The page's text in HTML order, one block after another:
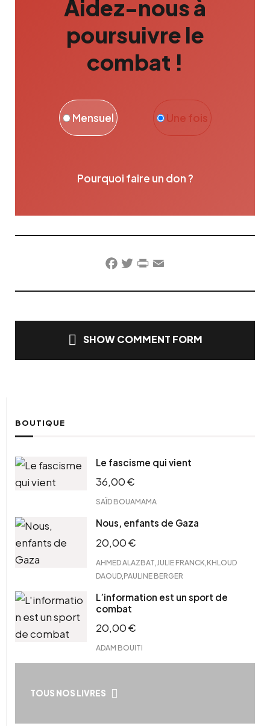
Aidez-nous à
poursuivre le
combat !
Une fois
Mensuel
Pourquoi faire un don ?
Facebook
TwitterPrintFriendly
Email
SHOW COMMENT FORM
BOUTIQUE
Le fascisme qui vient
36,00€
SAÏD BOUAMAMA
Nous, enfants de Gaza
20,00€
AHMED ALAZBAT JULIE FRANCK KHLOUD
DAOUD PAULINE BERGER
L’information est un sport de
combat
20,00€
ADAM BOUITI
TOUS NOS LIVRES